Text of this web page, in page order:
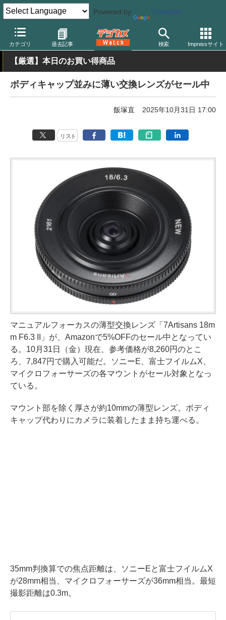
Powered by Translate
カテゴリ 過去記事 検索 Impressサイト
デジカメ Watch レンズ 交換レンズ
【厳選】本日のお買い得商品
ボディキャップ並みに薄い交換レンズがセール中
飯塚直 2025年10月31日 17:00
リスト
マニュアルフォーカスの薄型交換レンズ「7Artisans 18m
m F6.3 II」が、Amazonで5%OFFのセール中となってい
る。10月31日（金）現在、参考価格が8,260円のとこ
ろ、7,847円で購入可能だ。ソニーE、富士フイルムX、
マイクロフォーサーズの各マウントがセール対象となっ
ている。
マウント部を除く厚さが約10mmの薄型レンズ。ボディ
キャップ代わりにカメラに装着したまま持ち運べる。
35mm判換算での焦点距離は、ソニーEと富士フイルムX
が28mm相当、マイクロフォーサーズが36mm相当。最短
撮影距離は0.3m。